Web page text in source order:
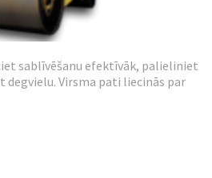
sablīvēšanu efektīvāk, palieliniet
Virsma pati liecinās par